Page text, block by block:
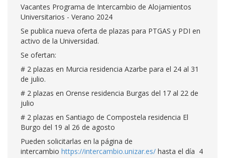
Vacantes Programa de Intercambio de Alojamientos
Universitarios - Verano 2024
Se publica nueva oferta de plazas para PTGAS y PDI en
activo de la Universidad.
Se ofertan:
# 2 plazas en Murcia residencia Azarbe para el 24 al 31
de julio.
# 2 plazas en Orense residencia Burgas del 17 al 22 de
julio
# 2 plazas en Santiago de Compostela residencia El
Burgo del 19 al 26 de agosto
Pueden solicitarlas en la página de
intercambio https://intercambio.unizar.es/ hasta el día 4